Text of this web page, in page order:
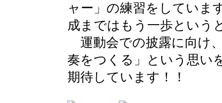
ャー」の練習をしていま
成まではもう一歩という
運動会での披露に向け
奏をつくる」という思い
期待しています！！